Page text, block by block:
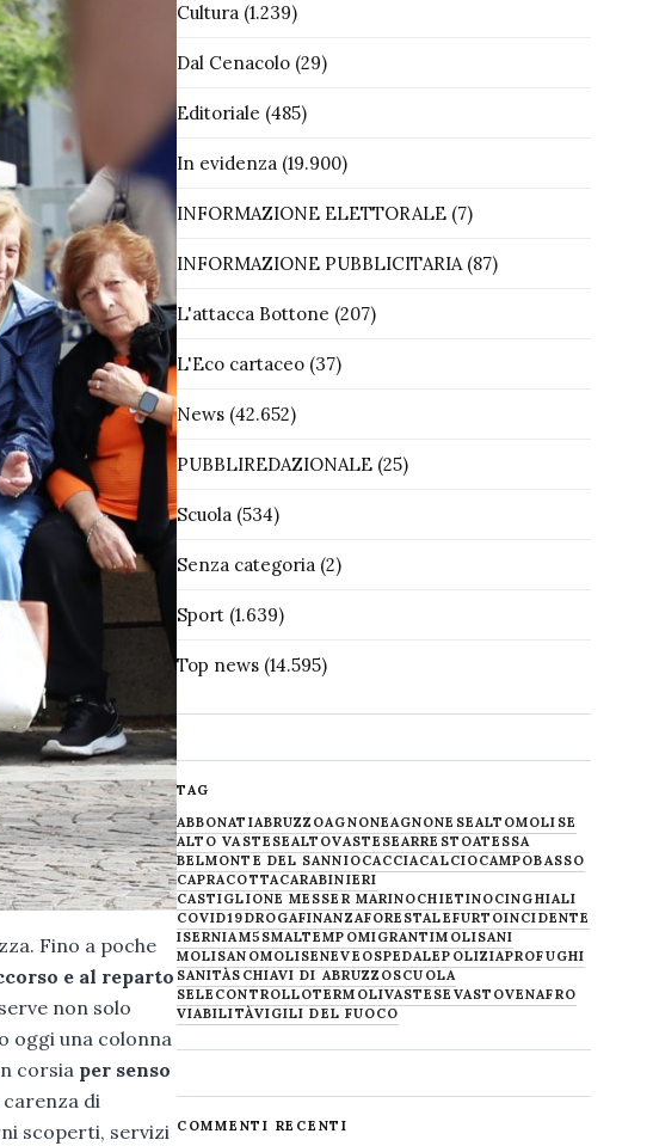
Fino a poche
e al reparto
non solo
oggi una colonna
corsia per senso
di
scoperti, servizi
Cultura(1.239)
Dal Cenacolo(29)
Editoriale (485)
In evidenza(19.900)
INFORMAZIONE ELETTORALE(7)
INFORMAZIONE PUBBLICITARIA(87)
L'attacca Bottone (207)
L'Eco cartaceo(37)
News(42.652)
PUBBLIREDAZIONALE(25)
Scuola(534)
Senza categoria(2)
Sport(1.639)
Top news(14.595)
TAG
ABBONATIABRUZZOAGNONEAGNONESEALTOMOLISE
ALTO VASTESEALTOVASTESEARRESTOATESSA
BELMONTE DEL SANNIOCACCIACALCIOCAMPOBASSO
CAPRACOTTACARABINIERI
CASTIGLIONE MESSER MARINOCHIETINOCINGHIALI
COVID19DROGAFINANZAFORESTALEFURTOINCIDENTE
ISERNIAM5SMALTEMPOMIGRANTIMOLISANI
MOLISANOMOLISENEVE OSPEDALEPOLIZIAPROFUGHI
SANITÀSCHIAVI DI ABRUZZOSCUOLA
SELECONTROLLOTERMOLIVASTESE VASTOVENAFRO
VIABILITÀVIGILI DEL FUOCO
COMMENTI RECENTI